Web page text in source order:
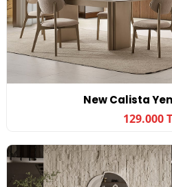
New Calista
129.000